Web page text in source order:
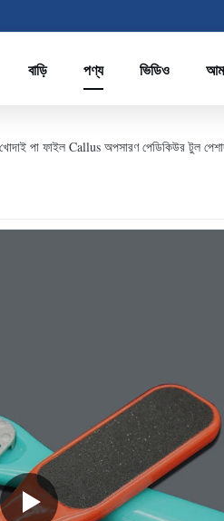
বাড়ি পণ্য ভিডিও
পা ফাইল Callus অপসারণ পেডিকিউর টুল